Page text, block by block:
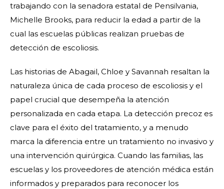
trabajando con la senadora estatal de Pensilvania,
Michelle Brooks, para reducir la edad a partir de la
cual las escuelas públicas realizan pruebas de
detección de escoliosis.
Las historias de Abagail, Chloe y Savannah resaltan la
naturaleza única de cada proceso de escoliosis y el
papel crucial que desempeña la atención
personalizada en cada etapa. La detección precoz es
clave para el éxito del tratamiento, y a menudo
marca la diferencia entre un tratamiento no invasivo y
una intervención quirúrgica. Cuando las familias, las
escuelas y los proveedores de atención médica están
informados y preparados para reconocer los